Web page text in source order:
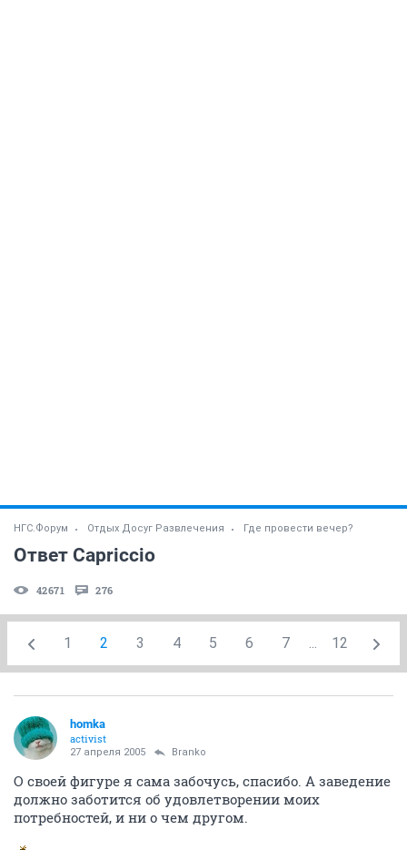
НГС.Форум Отдых Досуг Развлечения Где провести вечер?
Ответ Capriccio
42671 276
1 2 3 4 5 6 7 ... 12
homka
activist
27 апреля 2005 Branko
О своей фигуре я сама забочусь, спасибо. А заведение
должно заботится об удовлетворении моих
потребностей, и ни о чем другом.